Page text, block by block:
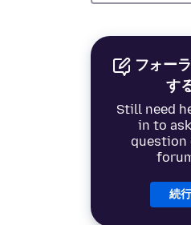
フォー
す
Still need
in to
question
続行